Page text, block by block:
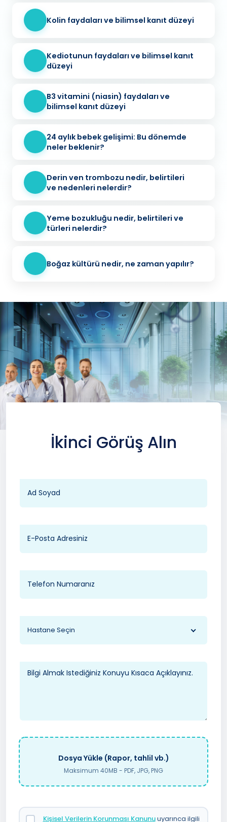
Kolin faydaları ve bilimsel kanıt düzeyi
Kediotunun faydaları ve bilimsel kanıt
düzeyi
B3 vitamini (niasin) faydaları ve
bilimsel kanıt düzeyi
24 aylık bebek gelişimi: Bu dönemde
neler beklenir?
Derin ven trombozu nedir, belirtileri
ve nedenleri nelerdir?
Yeme bozukluğu nedir, belirtileri ve
türleri nelerdir?
Boğaz kültürü nedir, ne zaman yapılır?
İkinci Görüş Alın
Hastane Seçin
Dosya Yükle (Rapor, tahlil vb.)
Maksimum 40MB - PDF, JPG, PNG
Kişisel Verilerin Korunması Kanunuuyarınca ilgili